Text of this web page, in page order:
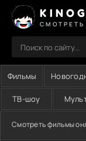
Фильмы
ТВ-шоу
Смотреть фильмы